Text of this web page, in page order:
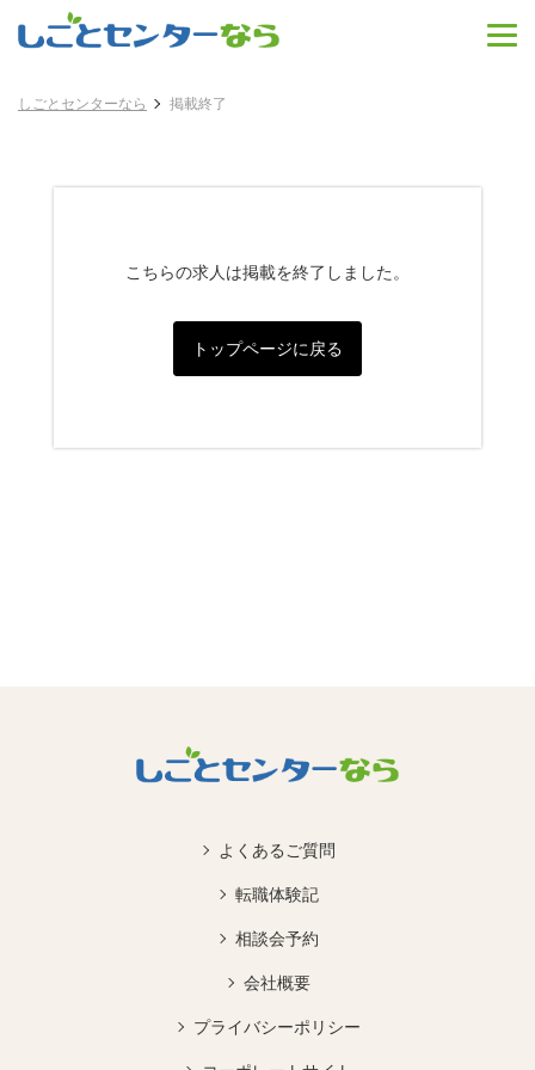
しごとセンターなら 掲載終了
こちらの求人は掲載を終了しました。
トップページに戻る
よくあるご質問
転職体験記
相談会予約
会社概要
プライバシーポリシー